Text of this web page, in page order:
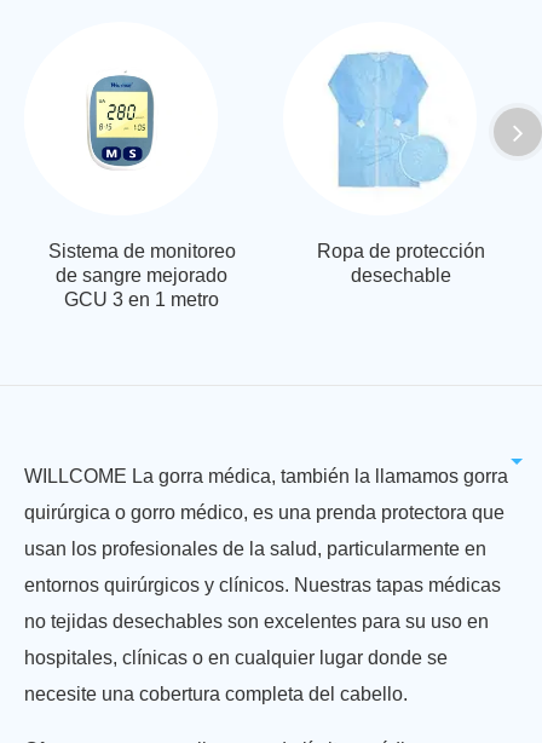
Sistema de monitoreo
de sangre mejorado
GCU 3 en 1 metro
Ropa de protección
desechable
WILLCOME La gorra médica, también la llamamos gorra
quirúrgica o gorro médico, es una prenda protectora que
usan los profesionales de la salud, particularmente en
entornos quirúrgicos y clínicos. Nuestras tapas médicas
no tejidas desechables son excelentes para su uso en
hospitales, clínicas o en cualquier lugar donde se
necesite una cobertura completa del cabello.